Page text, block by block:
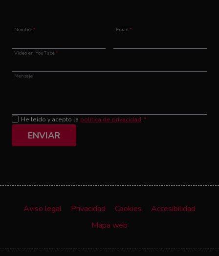
Nombre* Email*
Vídeo en YouTube*
Mensaje
He leído y acepto la política de privacidad. *
ENVIAR
Aviso legal Privacidad Cookies
Accesibilidad
Mapa web